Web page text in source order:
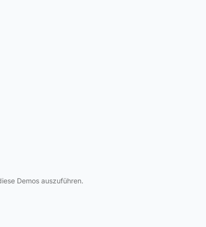
Demos auszuführen.